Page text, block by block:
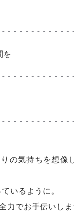
を
の気持ちを想像
いるように。
力でお手伝いしま